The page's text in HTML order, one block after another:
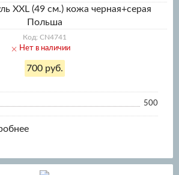
XXL (49 см.) кожа черная+серая
Польша
Код: CN4741
Нет в наличии
700 руб.
500